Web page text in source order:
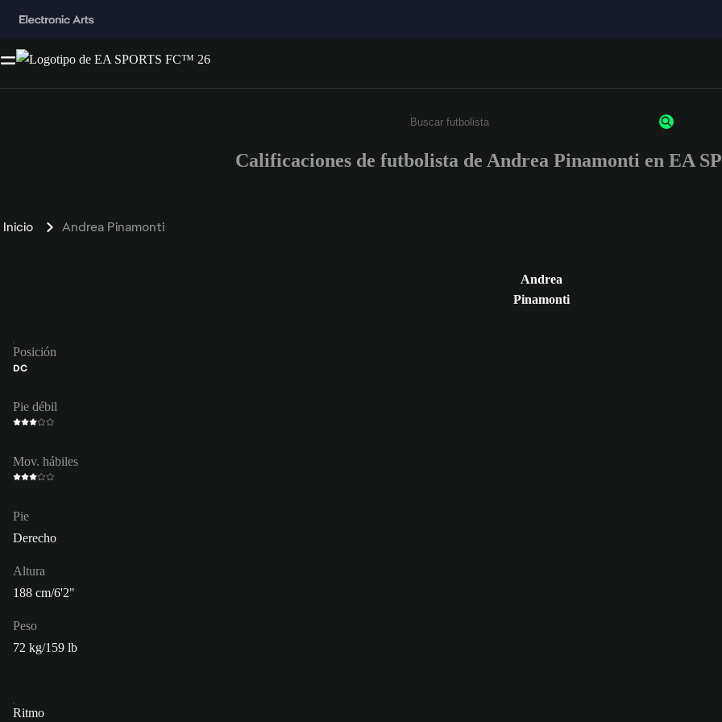
Ingresa un mínimo de 3 caracteres o números
Calificaciones de futbolista de Andrea Pinamonti en EA
Inicio Andrea Pinamonti
Andrea
Pinamonti
Posición
DC
Pie débil
Mov. hábiles
Pie
Derecho
Altura
188 cm/6'2"
Peso
72 kg/159 lb
Ritmo